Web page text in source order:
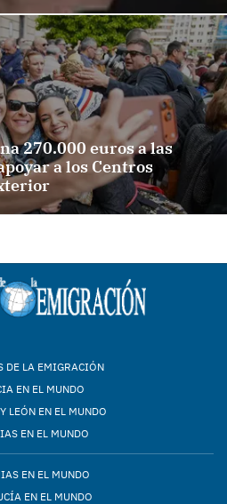
270.000 euros a las
a los Centros
DE LA EMIGRACIÓN
EN EL MUNDO
LEÓN EN EL MUNDO
EN EL MUNDO
EN EL MUNDO
EN EL MUNDO